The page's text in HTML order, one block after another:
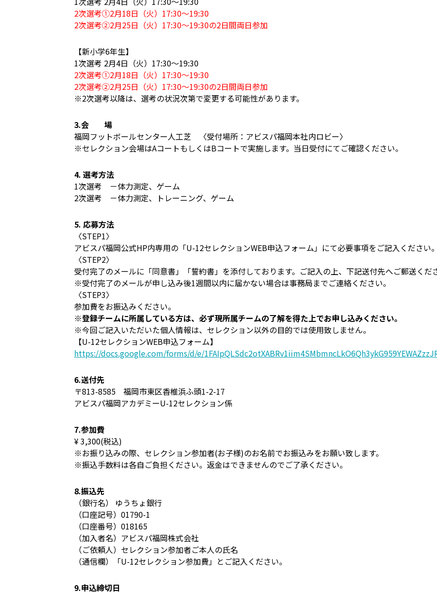
2次選考①2月18日（火）17:30～19:30
2次選考②2月25日（火）17:30〜19:30の2日間両日参加
【新小学6年生】
1次選考 2月4日（火）17:30～19:30
2次選考①2月18日（火）17:30～19:30
2次選考②2月25日（火）17:30〜19:30の2日間両日参加
※2次選考以降は、選考の状況次第で変更する可能性があります。
3.会 場
福岡フットボールセンター人工芝 〈受付場所：アビスパ福岡本社内ロビー〉
※セレクション会場はAコートもしくはBコートで実施します。当日受付にてご確認ください。
4. 選考方法
1次選考 －体力測定、ゲーム
2次選考 －体力測定、トレーニング、ゲーム
5. 応募方法
〈STEP1〉
アビスパ福岡公式HP内専用の「U-12セレクションWEB申込フォーム」にて必要事項をご記入ください。
〈STEP2〉
受付完了のメールに「同意書」「誓約書」を添付しております。ご記入の上、下記送付先へご郵送くだ
※受付完了のメールが申し込み後1週間以内に届かない場合は事務局までご連絡ください。
〈STEP3〉
参加費をお振込みください。
※登録チームに所属している方は、必ず現所属チームの了解を得た上でお申し込みください。
※今回ご記入いただいた個人情報は、セレクション以外の目的では使用致しません。
【U-12セレクションWEB申込フォーム】
https://docs.google.com/forms/d/e/
6.送付先
〒813-8585 福岡市東区香椎浜ふ頭1-2-17
アビスパ福岡アカデミーU-12セレクション係
7.参加費
¥ 3,300(税込)
※お振り込みの際、セレクション参加者(お子様)のお名前でお振込みをお願い致します。
※振込手数料は各自ご負担ください。返金はできませんのでご了承ください。
8.振込先
（銀行名） ゆうちょ銀行
（口座記号）01790-1
（口座番号）018165
（加入者名）アビスパ福岡株式会社
（ご依頼人）セレクション参加者ご本人の氏名
（通信欄）「U-12セレクション参加費」とご記入ください。
9.申込締切日